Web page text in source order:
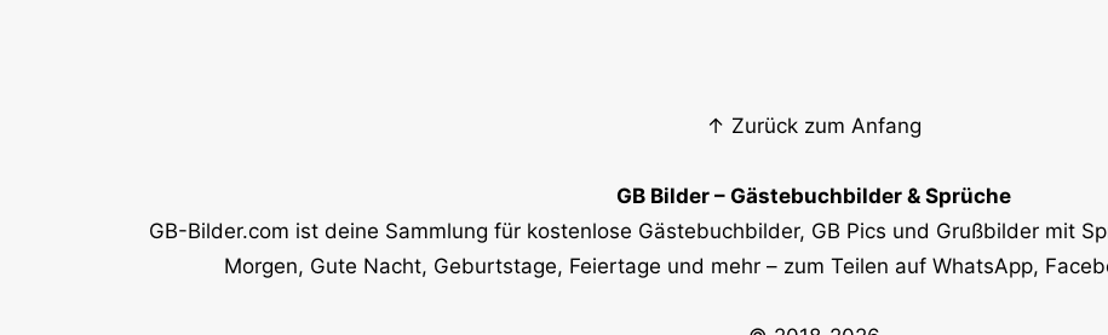
↑ Zurück zum Anfang
GB Bilder – Gästebuchbilder & Sprüche
GB-Bilder.com ist deine Sammlung für kostenlose Gästebuchbilder, GB Pics und Grußbilder mit
Morgen, Gute Nacht, Geburtstage, Feiertage und mehr – zum Teilen auf WhatsApp,